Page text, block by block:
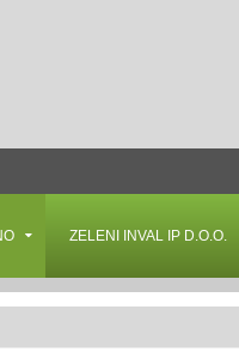
ZELENI INVAL IP D.O.O.